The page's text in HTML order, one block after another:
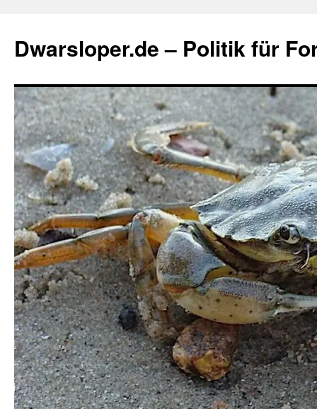
springen
Dwarsloper.de – Politik für